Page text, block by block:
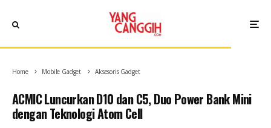
Home Mobile Gadget Aksesoris Gadget
ACMIC Luncurkan D10 dan C5, Duo Power Bank Mini
dengan Teknologi Atom Cell